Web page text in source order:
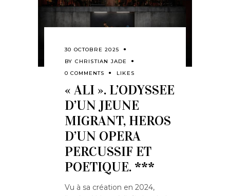
30 OCTOBRE 2025
BY CHRISTIAN JADE
0 COMMENTS
LIKES
« ALI ». L’ODYSSEE
D’UN JEUNE
MIGRANT, HEROS
D’UN OPERA
PERCUSSIF ET
POETIQUE. ***
Vu à sa création en 2024,